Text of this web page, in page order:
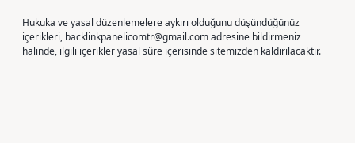
Hukuka ve yasal düzenlemelere aykırı olduğunu düşündüğünüz
içerikleri, backlinkpanelicomtr@gmail.comadresine bildirmeniz
halinde, ilgili içerikler yasal süre içerisinde sitemizden kaldırılacaktır.